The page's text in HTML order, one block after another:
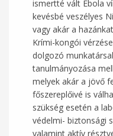
ismertté vált Ebola
kevésbé veszélyes
vagy akár a
Krími-kongói
dolgozó
tanulmányozása
melyek akár a jövő
főszereplőivé is
szükség esetén a
védelmi- biztonsági
valamint aktív